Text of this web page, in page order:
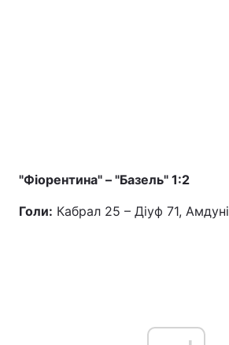
"Фіорентина" – "Базель" 1:2
Голи: Кабрал 25 – Діуф 71,